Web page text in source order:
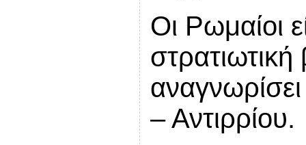
Οι Ρωμαίοι
στρατιωτική
– Αντιρρίου.